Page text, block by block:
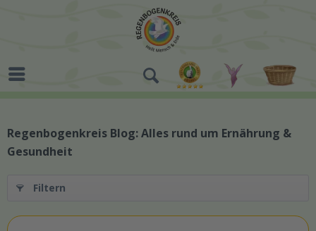
Regenbogenkreis Blog: Alles rund um Ernährung &
Gesundheit
Filtern